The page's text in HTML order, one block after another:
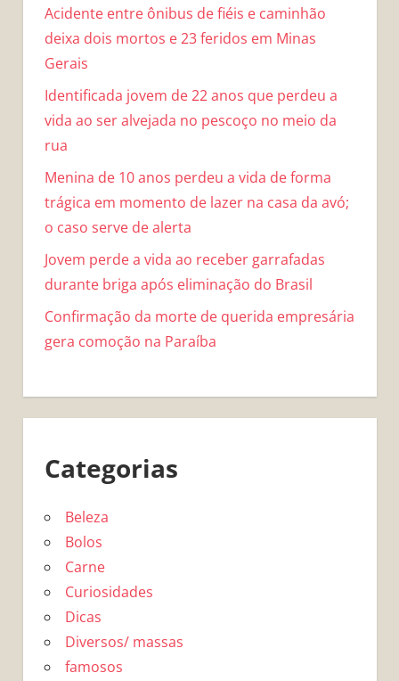
Acidente entre ônibus de fiéis e caminhão
deixa dois mortos e 23 feridos em Minas
Gerais
Identificada jovem de 22 anos que perdeu a
vida ao ser alvejada no pescoço no meio da
rua
Menina de 10 anos perdeu a vida de forma
trágica em momento de lazer na casa da avó;
o caso serve de alerta
Jovem perde a vida ao receber garrafadas
durante briga após eliminação do Brasil
Confirmação da morte de querida empresária
gera comoção na Paraíba
Categorias
Beleza
Bolos
Carne
Curiosidades
Dicas
Diversos/ massas
famosos